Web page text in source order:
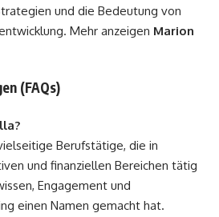
und die Bedeutung von
Mehr anzeigen Marion
(FAQs)
Berufstätige, die in
und finanziellen Bereichen tätig
Engagement und
einen Namen gemacht hat.